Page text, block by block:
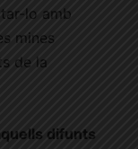
lo amb
mines
de la
difunts